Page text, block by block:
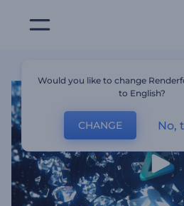
Would you like to change
to English?
CHANGE No,